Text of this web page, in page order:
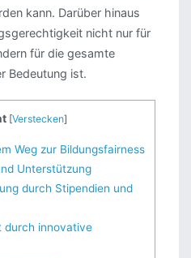
kann. Darüber hinaus
nicht nur für
für die gesamte
Bedeutung ist.
[Verstecken]
Weg zur Bildungsfairness
Unterstützung
durch Stipendien und
durch innovative